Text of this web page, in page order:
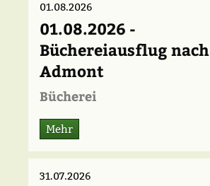
01.08.2026
01.08.2026 -
Büchereiausflug nach
Admont
Bücherei
Mehr
31.07.2026